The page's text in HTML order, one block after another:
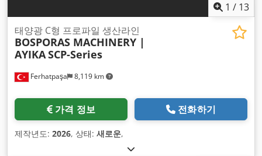
1 / 13
Ferhatpaşa 8,119 km
태양광 C형 프로파일 생산라인
BOSPORAS MACHINERY |
AYIKASCP-Series
가격 정보 전화하기
제작년도: 2026, 상태: 새로운,